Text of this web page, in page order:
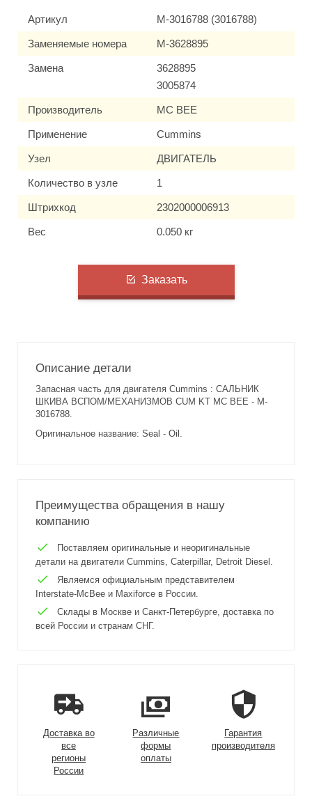
Артикул M-3016788 (3016788)
Заменяемые номера M-3628895
Замена
3628895
3005874
Производитель MC BEE
Применение Cummins
Узел ДВИГАТЕЛЬ
Количество в узле 1
Штрихкод 2302000006913
Вес 0.050 кг
Заказать
Описание детали
Запасная часть для двигателя Cummins : САЛЬНИК
ШКИВА ВСПОМ/МЕХАНИЗМОВ CUM KT MC BEE - M-
3016788.
Оригинальное название: Seal - Oil.
Преимущества обращения в нашу
компанию
Поставляем оригинальные и неоригинальные
детали на двигатели Cummins, Caterpillar, Detroit Diesel.
Являемся официальным представителем
Interstate-McBee и Maxiforce в России.
Склады в Москве и Санкт-Петербурге, доставка по
всей России и странам СНГ.
Доставка во
все
регионы
России
Различные
формы
оплаты
Гарантия
производителя